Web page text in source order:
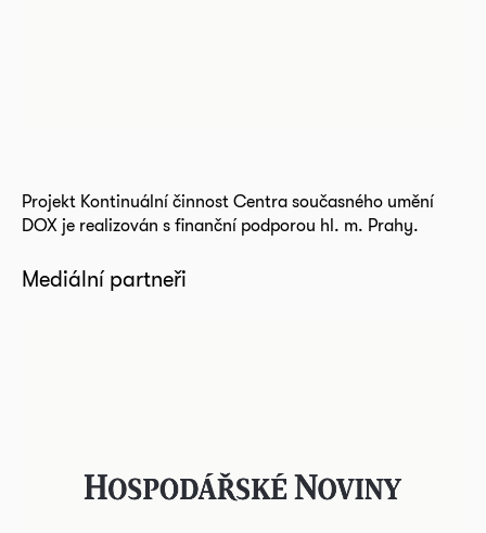
Projekt Kontinuální činnost Centra současného umění
DOX je realizován s finanční podporou hl. m. Prahy.
Mediální partneři